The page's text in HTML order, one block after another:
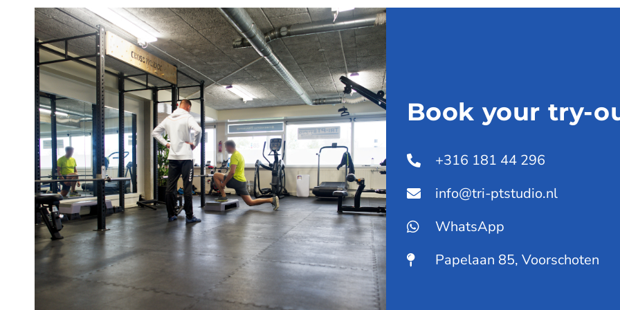
Book your try-
+316 181 44 296
info@tri-ptstudio.nl
WhatsApp
Papelaan 85, Voorschoten